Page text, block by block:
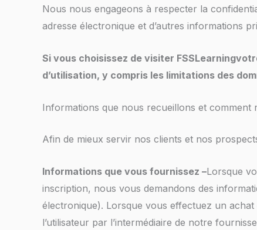
Nous nous engageons à respecter la
adresse électronique et d’autres informations
Si vous choisissez de visiter FSSLearning
d’utilisation, y compris les limitations des
Informations que nous recueillons et comment
Afin de mieux servir nos clients et nos
Informations que vous fournissez –Lorsque
inscription, nous vous demandons des
électronique). Lorsque vous effectuez un
l’utilisateur par l’intermédiaire de notre